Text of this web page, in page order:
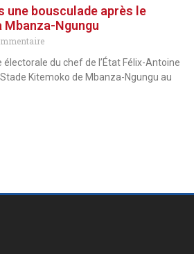
une bousculade après le
Mbanza-Ngungu
électorale du chef de l’État Félix-Antoine
Kitemoko de Mbanza-Ngungu au